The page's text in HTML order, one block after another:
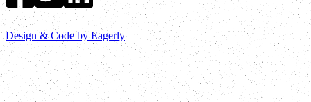
Design & Code by Eagerly